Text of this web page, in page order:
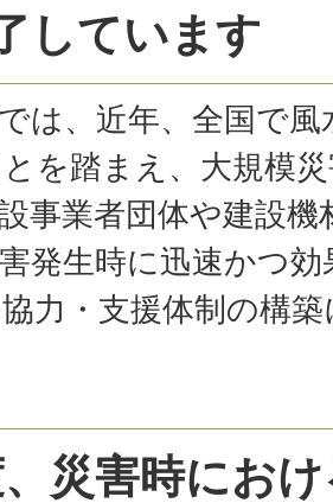
しています
は、近年、全国で
を踏まえ、大規模
事業者団体や建設
発生時に迅速かつ
力・支援体制の構
災害時にお